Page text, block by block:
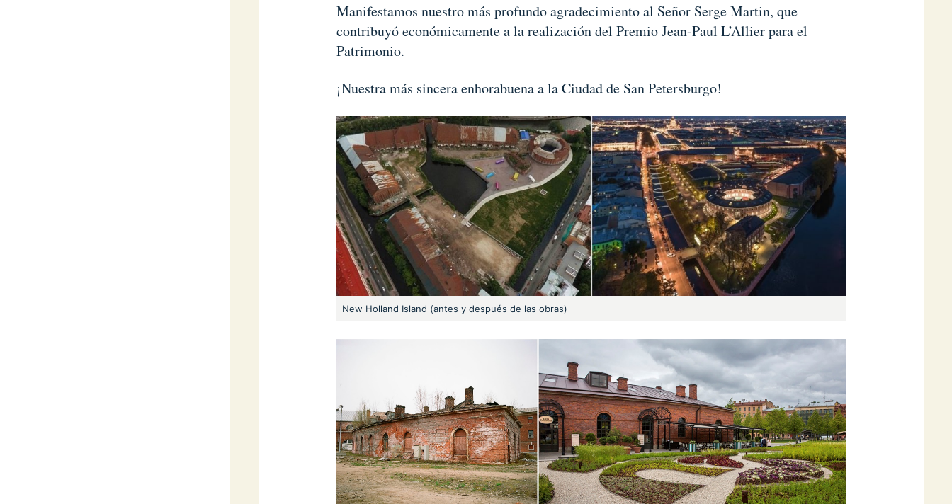
Manifestamos nuestro más profundo agradecimiento al Señor Serge Martin, que
contribuyó económicamente a la realización del Premio Jean-Paul L’Allier para el
Patrimonio.
¡Nuestra más sincera enhorabuena a la Ciudad de San Petersburgo!
New Holland Island (antes y después de las obras)